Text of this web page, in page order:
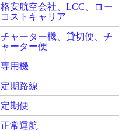
格安航空会社、LCC、ロー
コストキャリア
チャーター機、貸切便、チ
ャーター便
専用機
定期路線
定期便
正常運航